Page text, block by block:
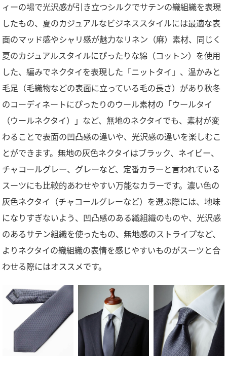
ィーの場で光沢感が引き立つシルクでサテンの織組織を表現
したもの、夏のカジュアルなビジネススタイルには最適な表
面のマッド感やシャリ感が魅力なリネン（麻）素材、同じく
夏のカジュアルスタイルにぴったりな綿（コットン）を使用
した、編みでネクタイを表現した「ニットタイ」、温かみと
毛足（毛織物などの表面に立っている毛の長さ）があり秋冬
のコーディネートにぴったりのウール素材の「ウールタイ
（ウールネクタイ）」など、無地のネクタイでも、素材が変
わることで表面の凹凸感の違いや、光沢感の違いを楽しむこ
とができます。無地の灰色ネクタイはブラック、ネイビー、
チャコールグレー、グレーなど、定番カラーと言われている
スーツにも比較的あわせやすい万能なカラーです。濃い色の
灰色ネクタイ（チャコールグレーなど）を選ぶ際には、地味
になりすぎないよう、凹凸感のある織組織のものや、光沢感
のあるサテン組織を使ったもの、無地感のストライプなど、
よりネクタイの織組織の表情を感じやすいものがスーツと合
わせる際にはオススメです。